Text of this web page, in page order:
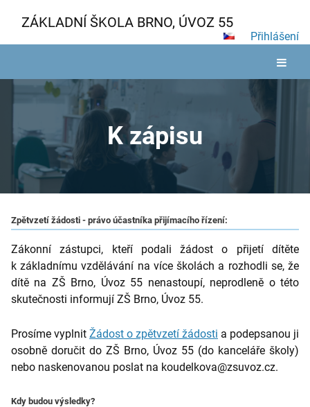
ZÁKLADNÍ ŠKOLA BRNO, ÚVOZ 55
Přihlášení
K zápisu
zápisu
Zpětvzetí žádosti - právo účastníka přijímacího řízení:
Zákonní zástupci, kteří podali žádost o přijetí dítěte
k základnímu vzdělávání na více školách a rozhodli se, že
dítě na ZŠ Brno, Úvoz 55 nenastoupí, neprodleně o této
skutečnosti informují ZŠ Brno, Úvoz 55.
Prosíme vyplnit Žádost o zpětvzetí žádosti a podepsanou ji
osobně doručit do ZŠ Brno, Úvoz 55 (do kanceláře školy)
nebo naskenovanou poslat na koudelkova@zsuvoz.cz.
Kdy budou výsledky?